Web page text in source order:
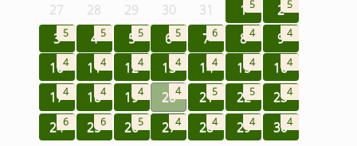
27 28 29 30 31 15 25
35 45 55 6 5 76 84 94
104 114 124 134 144 154 164
174 184 194 204 215 225 234
246 256 265 274 284 294 304